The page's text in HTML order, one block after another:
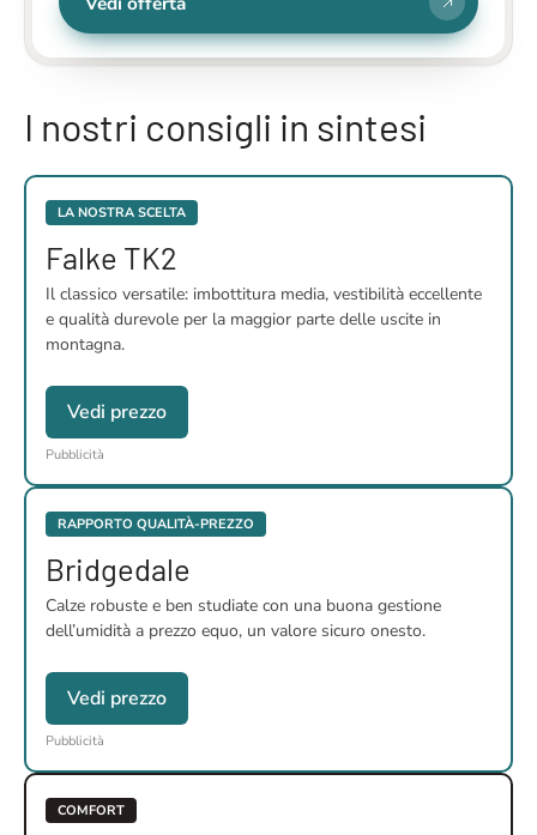
I nostri consigli in sintesi
LA NOSTRA SCELTA
Falke TK2
Il classico versatile: imbottitura media, vestibilità eccellente
e qualità durevole per la maggior parte delle uscite in
montagna.
Vedi prezzo
Pubblicità
RAPPORTO QUALITÀ-PREZZO
Bridgedale
Calze robuste e ben studiate con una buona gestione
dell’umidità a prezzo equo, un valore sicuro onesto.
Vedi prezzo
Pubblicità
COMFORT